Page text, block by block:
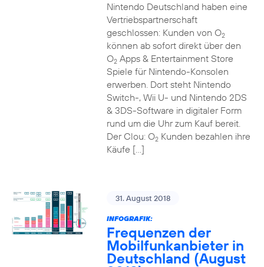
Nintendo Deutschland haben eine
Vertriebspartnerschaft
geschlossen: Kunden von O2
können ab sofort direkt über den
O2Apps & Entertainment Store
Spiele für Nintendo-Konsolen
erwerben. Dort steht Nintendo
Switch-, Wii U- und Nintendo 2DS
& 3DS-Software in digitaler Form
rund um die Uhr zum Kauf bereit.
Der Clou: O2Kunden bezahlen ihre
Käufe […]
31. August 2018
INFOGRAFIK:
Frequenzen der
Mobilfunkanbieter in
Deutschland (August